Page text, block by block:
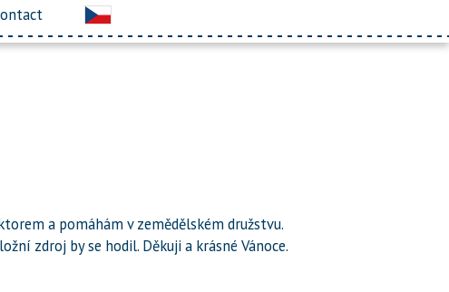
a pomáhám v zemědělském družstvu.
zdroj by se hodil. Děkuji a krásné Vánoce.